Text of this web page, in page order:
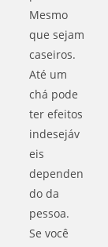
Mesmo
que sejam
caseiros.
Até um
chá pode
ter efeitos
indesejáv
eis
dependen
do da
pessoa.
Se você